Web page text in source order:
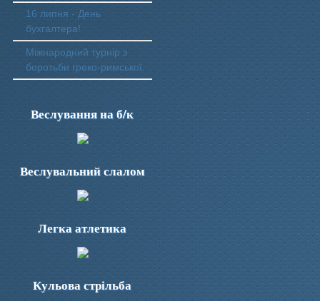
16 липня - День
бухгалтера!
Міжнародний турнір з
боротьби греко-римської.
Веслування на б/к
Веслувальний слалом
Легка атлетика
Кульова стрільба